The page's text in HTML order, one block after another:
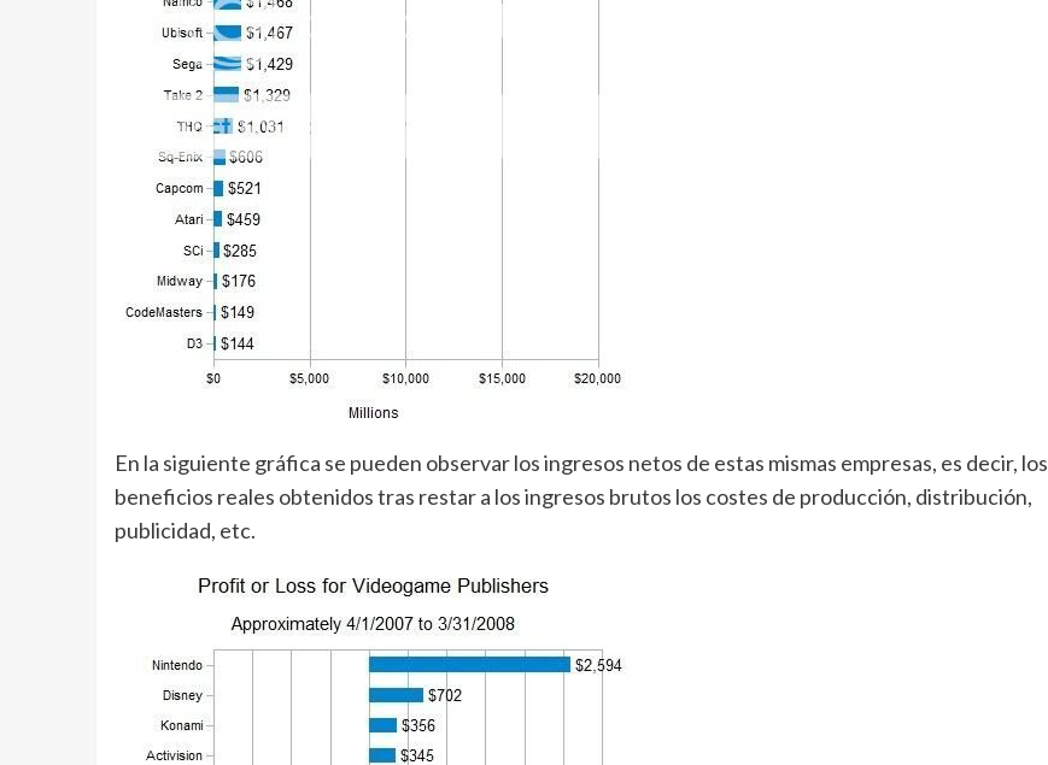
En la siguiente gráfica se pueden observar los ingresos netos de estas mismas empresas, es decir, los
beneficios reales obtenidos tras restar a los ingresos brutos los costes de producción, distribución,
publicidad, etc.